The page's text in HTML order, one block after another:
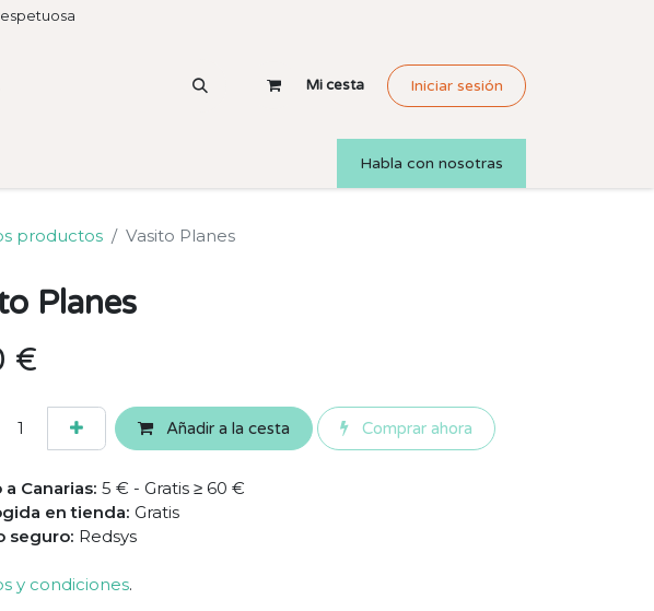
Mi cesta Iniciar sesión
Habla con nosotras
productos Vasito Planes
Planes
€
Añadir a la cesta Comprar ahora
a Canarias: 5 € - Gratis ≥ 60 €
en tienda: Gratis
seguro: Redsys
y condiciones.